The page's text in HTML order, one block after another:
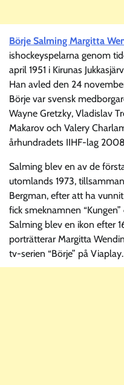
Börje Salming Margitta
ishockeyspelarna genom
april 1951 i Kirunas
Han avled den 24
Börje var svensk
Wayne Gretzky, Vladislav
Makarov och Valery
århundradets IIHF-lag
Salming blev en av de
utomlands 1973,
Bergman, efter att ha
fick smeknamnen
Salming blev en ikon efter
porträtterar Margitta
tv-serien “Börje” på Viaplay.